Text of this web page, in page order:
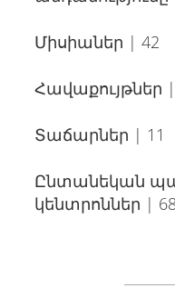
Միսիաներ | 42
Հավաքույթներ |
Տաճարներ | 11
Ընտանեկան
կենտրոններ |